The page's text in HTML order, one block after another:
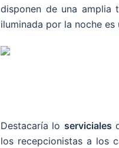
disponen de una amplia
iluminada por la noche
Destacaría lo serviciales
los recepcionistas a los